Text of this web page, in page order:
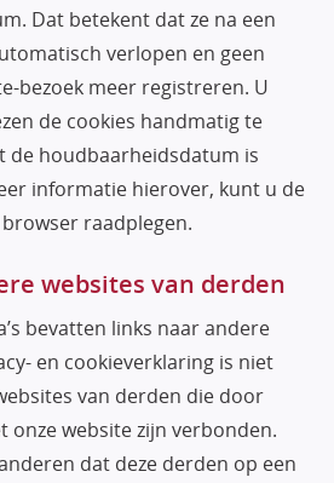
Dat betekent dat ze na een
verlopen en geen
bezoek meer registreren. U
de cookies handmatig te
de houdbaarheidsdatum is
informatie hierover, kunt u de
raadplegen.
websites van derden
bevatten links naar andere
en cookieverklaring is niet
van derden die door
onze website zijn verbonden.
dat deze derden op een